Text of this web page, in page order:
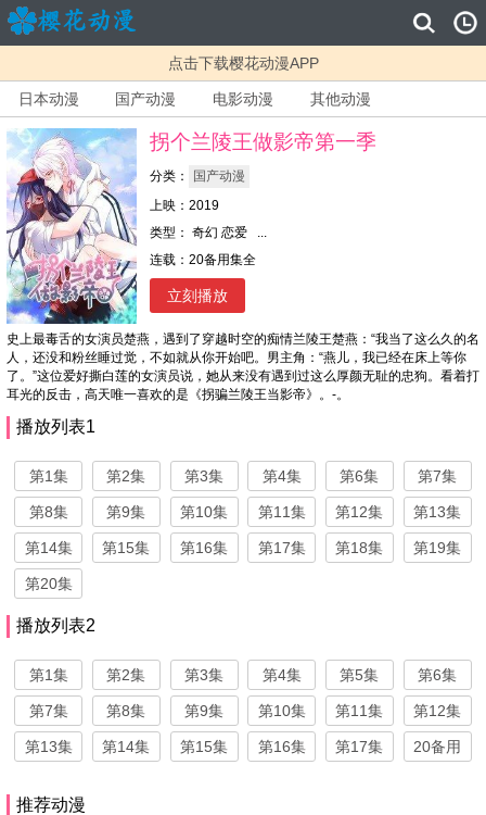
点击下载樱花动漫APP
日本动漫 国产动漫 电影动漫 其他动漫
拐个兰陵王做影帝第一季
分类：
国产动漫
上映：2019
类型： 奇幻 恋爱 ...
连载：20备用集全
立刻播放
史上最毒舌的女演员楚燕，遇到了穿越时空的痴情兰陵王楚燕：“我当了这么久的名
人，还没和粉丝睡过觉，不如就从你开始吧。男主角：“燕儿，我已经在床上等你
了。”这位爱好撕白莲的女演员说，她从来没有遇到过这么厚颜无耻的忠狗。看着打
耳光的反击，高天唯一喜欢的是《拐骗兰陵王当影帝》。-。
播放列表1
第1集 第2集 第3集 第4集 第6集 第7集
第8集 第9集 第10集 第11集 第12集 第13集
第14集 第15集 第16集 第17集 第18集 第19集
第20集
播放列表2
第1集 第2集 第3集 第4集 第5集 第6集
第7集 第8集 第9集 第10集 第11集 第12集
第13集 第14集 第15集 第16集 第17集 20备用
推荐动漫